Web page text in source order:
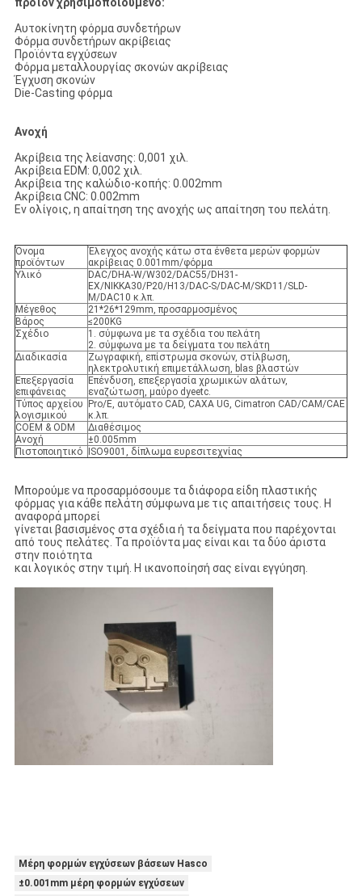
προϊόν χρησιμοποιούμενο:
Αυτοκίνητη φόρμα συνδετήρων
Φόρμα συνδετήρων ακρίβειας
Προϊόντα εγχύσεων
Φόρμα μεταλλουργίας σκονών ακρίβειας
Έγχυση σκονών
Die-Casting φόρμα
Ανοχή
Ακρίβεια της λείανσης: 0,001 χιλ.
Ακρίβεια EDM: 0,002 χιλ.
Ακρίβεια της καλώδιο-κοπής: 0.002mm
Ακρίβεια CNC: 0.002mm
Εν ολίγοις, η απαίτηση της ανοχής ως απαίτηση του πελάτη.
Όνομα
προϊόντων
Έλεγχος ανοχής κάτω στα ένθετα μερών φορμών
ακρίβειας 0.001mm/φόρμα
Υλικό
DAC/DHA-W/W302/DAC55/DH31-
EX/NIKKA30/P20/H13/DAC-S/DAC-M/SKD11/SLD-
M/DAC10 κ.λπ.
Μέγεθος
21*26*129mm, προσαρμοσμένος
Βάρος
≤200KG
Σχέδιο
1. σύμφωνα με τα σχέδια του πελάτη
2. σύμφωνα με τα δείγματα του πελάτη
Διαδικασία
Ζωγραφική, επίστρωμα σκονών, στίλβωση,
ηλεκτρολυτική επιμετάλλωση, blas βλαστών
Επεξεργασία
επιφάνειας
Επένδυση, επεξεργασία χρωμικών αλάτων,
εναζώτωση, μαύρο dyeetc.
Τύπος αρχείου
λογισμικού
Pro/E, αυτόματο CAD, CAXA UG, Cimatron CAD/CAM/CAE
κ.λπ.
COEM & ODM
Διαθέσιμος
Ανοχή
±0.005mm
Πιστοποιητικό
ISO9001, δίπλωμα ευρεσιτεχνίας
Μπορούμε να προσαρμόσουμε τα διάφορα είδη πλαστικής
φόρμας για κάθε πελάτη σύμφωνα με τις απαιτήσεις τους. Η
αναφορά μπορεί
γίνεται βασισμένος στα σχέδια ή τα δείγματα που παρέχονται
από τους πελάτες. Τα προϊόντα μας είναι και τα δύο άριστα
στην ποιότητα
και λογικός στην τιμή. Η ικανοποίησή σας είναι εγγύηση.
Μέρη φορμών εγχύσεων βάσεων Hasco
±0.001mm μέρη φορμών εγχύσεων